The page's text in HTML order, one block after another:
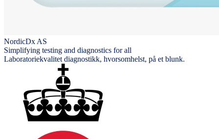
NordicDx AS
Simplifying testing and diagnostics for all
Laboratoriekvalitet diagnostikk, hvorsomhelst, på et blunk.